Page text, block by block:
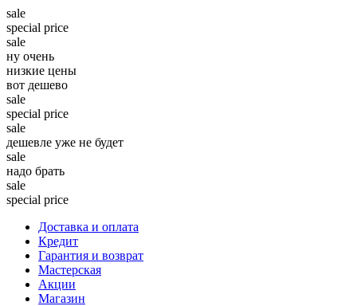
sale
special price
sale
ну очень
низкие цены
вот дешево
sale
special price
sale
дешевле уже не будет
sale
надо брать
sale
special price
Доставка и оплата
Кредит
Гарантия и возврат
Мастерская
Акции
Магазин